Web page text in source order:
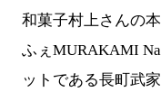
和菓子村上さんの
ふぇMURAKAMI
ットである長町武